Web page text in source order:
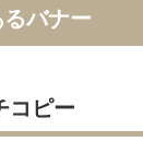
バナー
コピー